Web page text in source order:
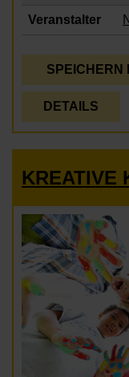
Veranstalter
SPEICHERN
DETAILS
KREATIVE